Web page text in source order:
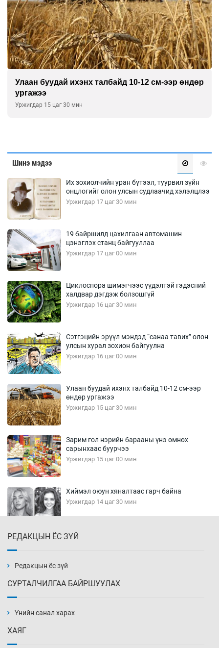
Улаан буудай ихэнх талбайд 10-12 см-ээр өндөр
ургажээ
Уржигдар 15 цаг 30 мин
Шинэ мэдээ
Их зохиолчийн уран бүтээл, туурвил зүйн
онцлогийг олон улсын судлаачид хэлэлцлээ
Уржигдар 17 цаг 30 мин
19 байршилд цахилгаан автомашин
цэнэглэх станц байгууллаа
Уржигдар 17 цаг 00 мин
Циклоспора шимэгчээс үүдэлтэй гэдэсний
халдвар дэгдэж болзошгүй
Уржигдар 16 цаг 30 мин
Сэтгэцийн эрүүл мэндэд “санаа тавих” олон
улсын хурал зохион байгуулна
Уржигдар 16 цаг 00 мин
Улаан буудай ихэнх талбайд 10-12 см-ээр
өндөр ургажээ
Уржигдар 15 цаг 30 мин
Зарим гол нэрийн барааны үнэ өмнөх
сарынхаас буурчээ
Уржигдар 15 цаг 00 мин
Хиймэл оюун хяналтаас гарч байна
Уржигдар 14 цаг 30 мин
Уржигдар 14 цаг 00 мин
нэмэгджээ
РЕДАКЦЫН ЁС ЗҮЙ
Редакцын ёс зүй
СУРТАЛЧИЛГАА БАЙРШУУЛАХ
Үнийн санал харах
ХАЯГ